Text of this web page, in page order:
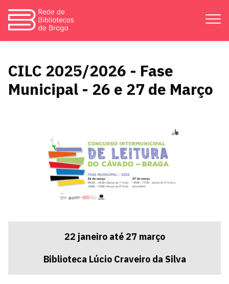
Atividades
Divulgação
Catálogos
CILC 2025/2026 - Fase
Municipal - 26 e 27 de Março
22 janeiro até 27 março
Biblioteca Lúcio Craveiro da Silva